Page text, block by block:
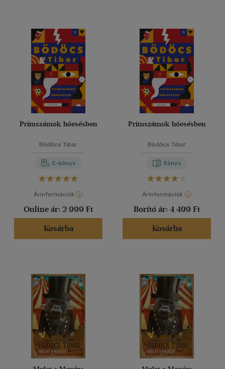
Prímszámok hóesésben
Bödőcs Tibor
E-könyv
Árinformációk
Online ár: 2 999 Ft
Kosárba
Prímszámok hóesésben
Bödőcs Tibor
Könyv
Árinformációk
Borító ár: 4 499 Ft
Kosárba